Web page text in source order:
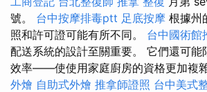
號。 台中按摩排毒ptt 足底按摩 根據州
照和許可證可能有所不同。 台中國術館
配送系統的設計至關重要。 它們還可能
效率——使使用家庭廚房的資格更加複
外燴 自助式外燴 推拿師證照 台中美式